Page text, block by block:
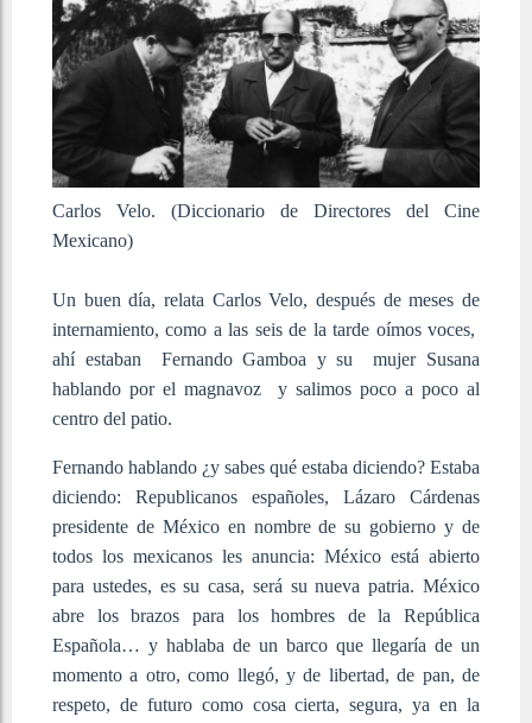
Carlos Velo. (Diccionario de Directores del Cine
Mexicano)
Un buen día, relata Carlos Velo, después de meses de
internamiento, como a las seis de la tarde oímos voces,
ahí estaban Fernando Gamboa y su mujer Susana
hablando por el magnavoz y salimos poco a poco al
centro del patio.
Fernando hablando ¿y sabes qué estaba diciendo? Estaba
diciendo: Republicanos españoles, Lázaro Cárdenas
presidente de México en nombre de su gobierno y de
todos los mexicanos les anuncia: México está abierto
para ustedes, es su casa, será su nueva patria. México
abre los brazos para los hombres de la República
Española… y hablaba de un barco que llegaría de un
momento a otro, como llegó, y de libertad, de pan, de
respeto, de futuro como cosa cierta, segura, ya en la